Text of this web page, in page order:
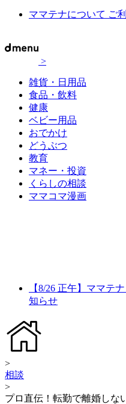
ママテナについて ご
>
雑貨・日用品
食品・飲料
健康
ベビー用品
おでかけ
どうぶつ
教育
マネー・投資
くらしの相談
ママコマ漫画
【8/26 正午】ママテ
知らせ
>
相談
>
プロ直伝！転勤で離婚しな